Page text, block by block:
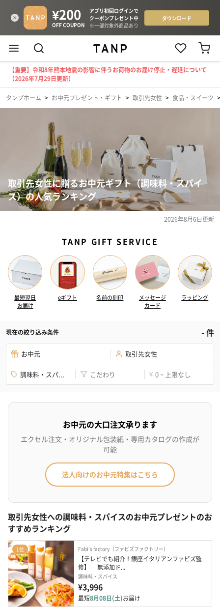
【重要】令和8年熊本地震の影響に伴うお荷物のお届け停止・遅延について
（2026年7月29日更新）
タンプホーム > お中元プレゼント・ギフト > 取引先女性 > 食品・スイーツ
取引先女性に贈るお中元ギフト（調味料・スパイ
ス）の人気ランキング
2026年8月6日更新
TANP GIFT SERVICE
最短翌日
お届け
eギフト 名前の刻印
メッセージ
カード
ラッピング
現在の絞り込み条件 -件
お中元 取引先女性
調味料・スパ... こだわり ¥ 0 ~ 上限なし
お中元の大口注文承ります
エクセル注文・オリジナル包装紙・専用カタログの作成が
可能
法人向けのお中元特集はこちら
取引先女性への調味料・スパイスのお中元プレゼントのお
すすめランキング
1位 Fabi’s factory（ファビズファクトリー）
【テレビでも紹介！銀座イタリアンファビズ監
修】　 無添加ド...
調味料・スパイス
¥3,996
最短8月08日(土)お届け